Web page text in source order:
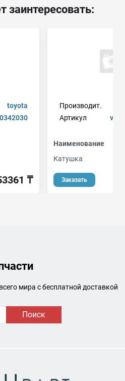
заинтересовать:
toyota
₸
Производит.
Артикул
Наименование
Катушка
Заказать
мира с бесплатной доставкой
Поиск